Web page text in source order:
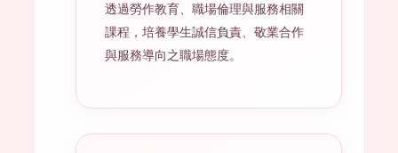
透過勞作教育、職場倫理與服務相關
課程，培養學生誠信負責、敬業合作
與服務導向之職場態度。